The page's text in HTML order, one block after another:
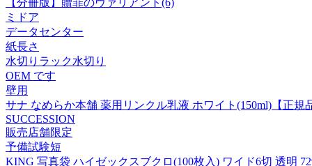
【分冊版】贖罪のヴァリアント(6)
ミドア
データセンター
紙長さ
水切りラック水切り
OEM です
壁用
サナ なめらか本舗 薬用リンクル乳液 ホワイト(150ml)【正規
SUCCESSION
販売店舗限定
予備試験短
KING 写真袋 ハイゼックスブクロ(100枚入) ワイド6切 透明